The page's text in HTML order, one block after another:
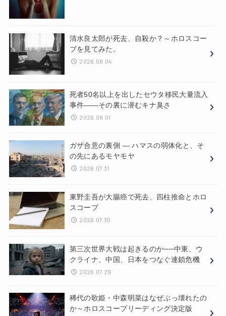
清水良太郎が死去、自殺か？～ホロスコー
プを見てみた。
2026.08.04
死者50名以上を出したセウタ移民大量流入
事件——その裏に潜むキナ臭さ
2026.08.01
ガザ合意の裏側 ― ハマスの弱体化と、そ
の先にあるモヤモヤ
2026.07.31
東野圭吾が大腸癌で死去、四柱推命とホロ
スコープ
2026.07.30
第三次世界大戦は起きるのか──中東、ウ
クライナ、中国、日本をつなぐ連鎖危機
2026.07.29
稀代の歌姫・中森明菜はなぜぶっ壊れたの
か～ホロスコープリーディング決定版